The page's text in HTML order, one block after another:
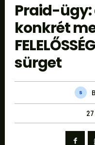
Praid-ügy:
konkrét
sürget